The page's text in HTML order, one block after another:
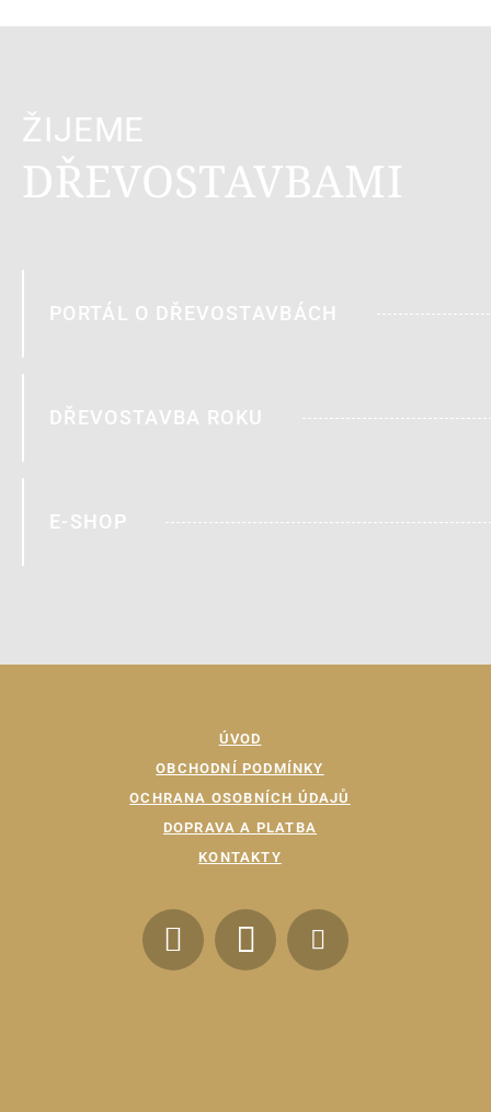
ŽIJEME
DŘEVOSTAVBAMI
PORTÁL O DŘEVOSTAVBÁCH
DŘEVOSTAVBA ROKU
E-SHOP
ÚVOD
OBCHODNÍ PODMÍNKY
OCHRANA OSOBNÍCH ÚDAJŮ
DOPRAVA A PLATBA
KONTAKTY